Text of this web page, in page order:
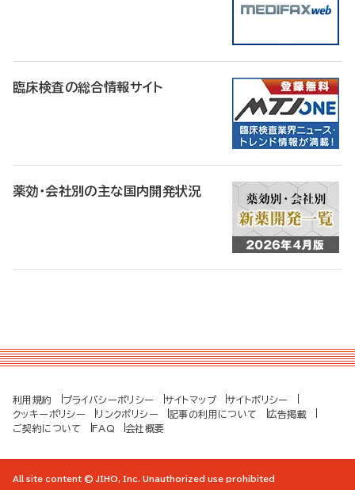
臨床検査の総合情報サイト
薬効・会社別の主な国内開発状況
利用規約 プライバシーポリシー サイトマップ
サイトポリシー
クッキーポリシー
リンクポリシー 記事の利用について
広告掲載
ご契約について
FAQ 会社概要
All site content © JIHO, Inc. Unauthorized use prohibited